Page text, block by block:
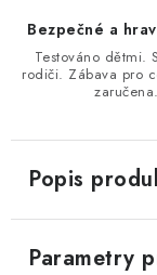
Bezpečné a
Testováno dětmi.
rodiči. Zábava pro
zaručena.
Popis
Parametry